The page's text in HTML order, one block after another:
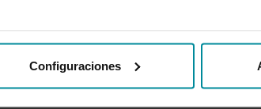
Configuraciones
de débito y
- Mantente
de
socio